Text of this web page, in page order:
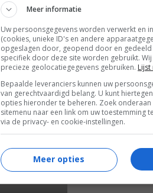
Meer informatie
Uw persoonsgegevens worden verwerkt en
(cookies, unieke ID's en andere
opgeslagen door, geopend door en
specifiek door deze site worden gebruikt.
precieze geolocatiegegevens gebruiken.
Bepaalde leveranciers kunnen uw
van gerechtvaardigd belang. U kunt
opties hieronder te beheren. Zoek
sitemenu naar een link om uw toestemming
via de privacy- en cookie-instellingen.
Meer opties